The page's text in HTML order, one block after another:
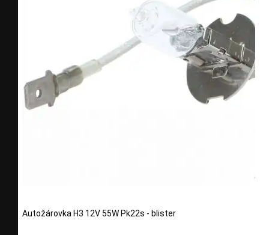
Autožárovka H3 12V 55W Pk22s - blister